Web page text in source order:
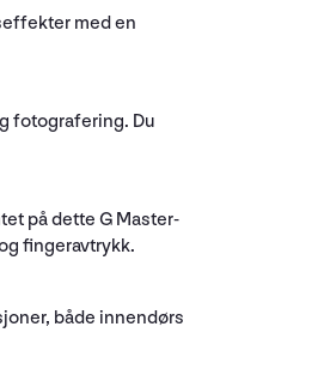
med en
fotografering. Du
på dette G Master-
fingeravtrykk.
både innendørs